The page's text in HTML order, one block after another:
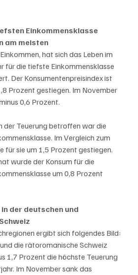
Einkommensklasse
am meisten
hat sich das Leben im
für die tiefste Einkommensklasse
Der Konsumentenpreisindex ist
Prozent gestiegen. Im November
0,6 Prozent.
der Teuerung betroffen war die
Im Vergleich zum
für sie um 1,5 Prozent gestiegen.
wurde der Konsum für die
um 0,8 Prozent
der deutschen und
ergibt sich folgendes Bild:
die rätoromanische Schweiz
1,7 Prozent die höchste Teuerung
Im November sank das